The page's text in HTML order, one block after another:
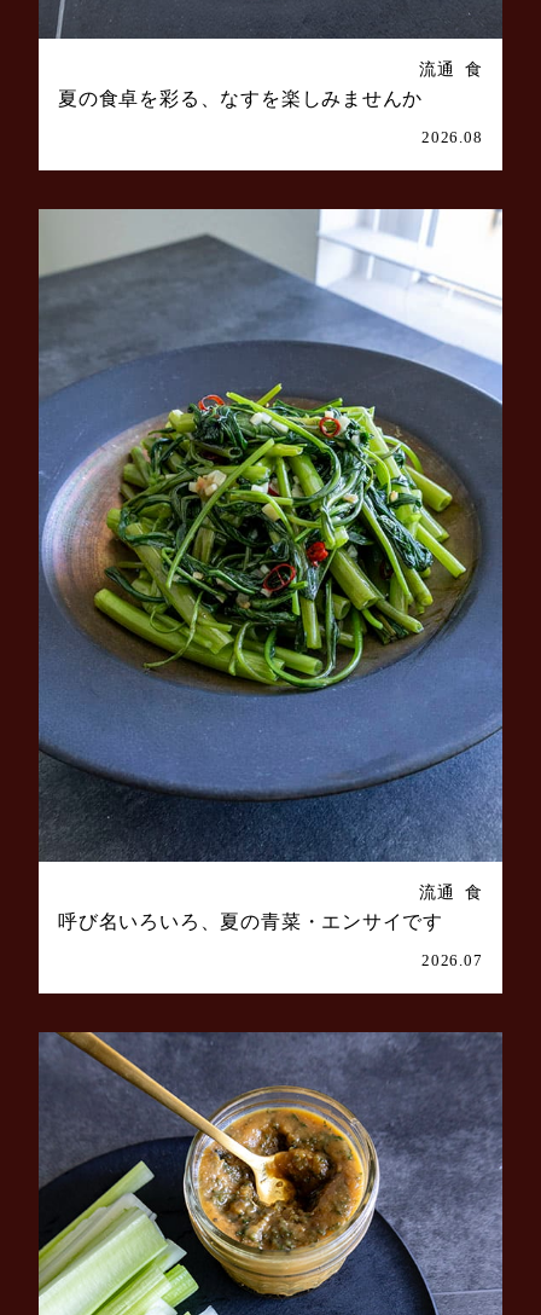
流通 食
夏の食卓を彩る、なすを楽しみませんか
2026.08
流通 食
呼び名いろいろ、夏の青菜・エンサイです
2026.07